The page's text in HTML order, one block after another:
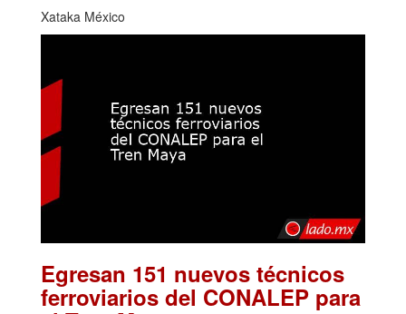
Xataka México
Egresan 151 nuevos técnicos
ferroviarios del CONALEP para